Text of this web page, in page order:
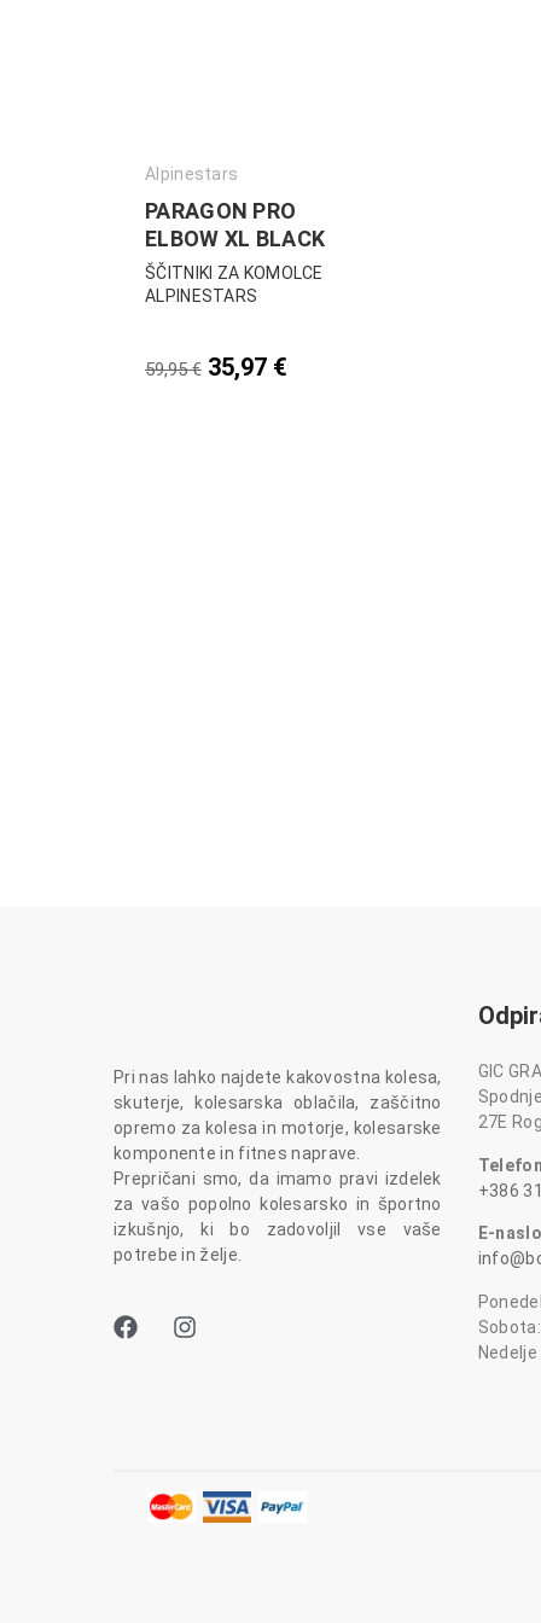
Alpinestars
PARAGON PRO
ELBOW XL BLACK
ŠČITNIKI ZA KOMOLCE
ALPINESTARS
59,95€ 35,97 €
Pri nas lahko najdete kakovostna kolesa,
skuterje, kolesarska oblačila, zaščitno
opremo za kolesa in motorje, kolesarske
komponente in fitnes naprave.
Prepričani smo, da imamo pravi izdelek
za vašo popolno kolesarsko in športno
izkušnjo, ki bo zadovoljil vse vaše
potrebe in želje.
GIC
27E
+386
E-